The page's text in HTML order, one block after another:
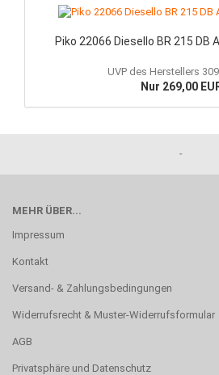
Piko 22066 Diesello BR 215 DB
UVP des Herstellers
Nur 269,00
-
MEHR ÜBER...
Impressum
Kontakt
Versand- & Zahlungsbedingungen
Widerrufsrecht & Muster-Widerrufsformular
AGB
Privatsphäre und Datenschutz